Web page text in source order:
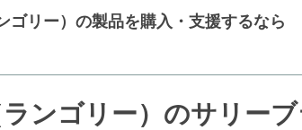
ゴリー）の製品を購入・支援するなら
ンゴリー）のサリー